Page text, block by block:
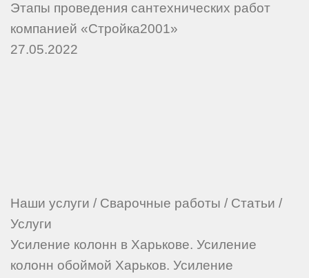
Этапы проведения сантехнических работ
компанией «Стройка2001»
27.05.2022
Наши услуги / Сварочные работы / Статьи /
Услуги
Усиление колонн в Харькове. Усиление
колонн обоймой Харьков. Усиление